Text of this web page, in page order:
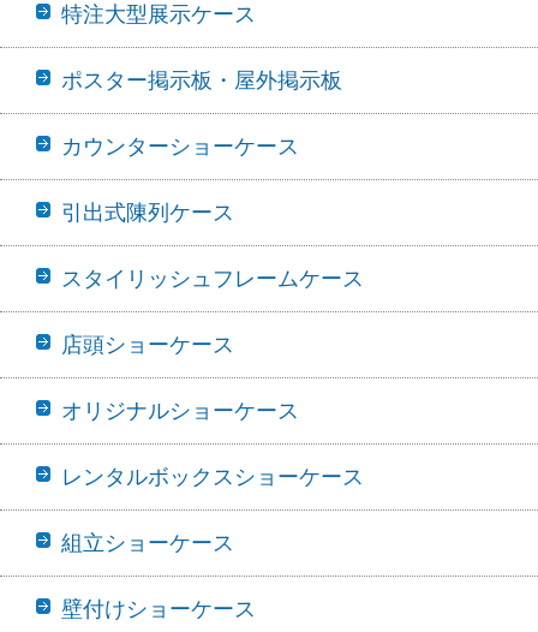
特注大型展示ケース
ポスター掲示板・屋外掲示板
カウンターショーケース
引出式陳列ケース
スタイリッシュフレームケース
店頭ショーケース
オリジナルショーケース
レンタルボックスショーケース
組立ショーケース
壁付けショーケース